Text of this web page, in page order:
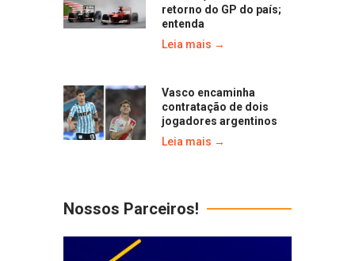
retorno do GP do país;
entenda
Leia mais →
Vasco encaminha
contratação de dois
jogadores argentinos
Leia mais →
Nossos Parceiros!